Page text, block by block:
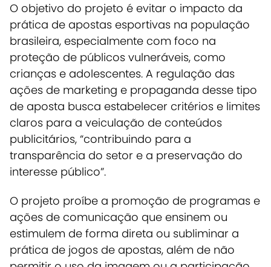
O objetivo do projeto é evitar o impacto da
prática de apostas esportivas na população
brasileira, especialmente com foco na
proteção de públicos vulneráveis, como
crianças e adolescentes. A regulação das
ações de marketing e propaganda desse tipo
de aposta busca estabelecer critérios e limites
claros para a veiculação de conteúdos
publicitários, “contribuindo para a
transparência do setor e a preservação do
interesse público”.
O projeto proíbe a promoção de programas e
ações de comunicação que ensinem ou
estimulem de forma direta ou subliminar a
prática de jogos de apostas, além de não